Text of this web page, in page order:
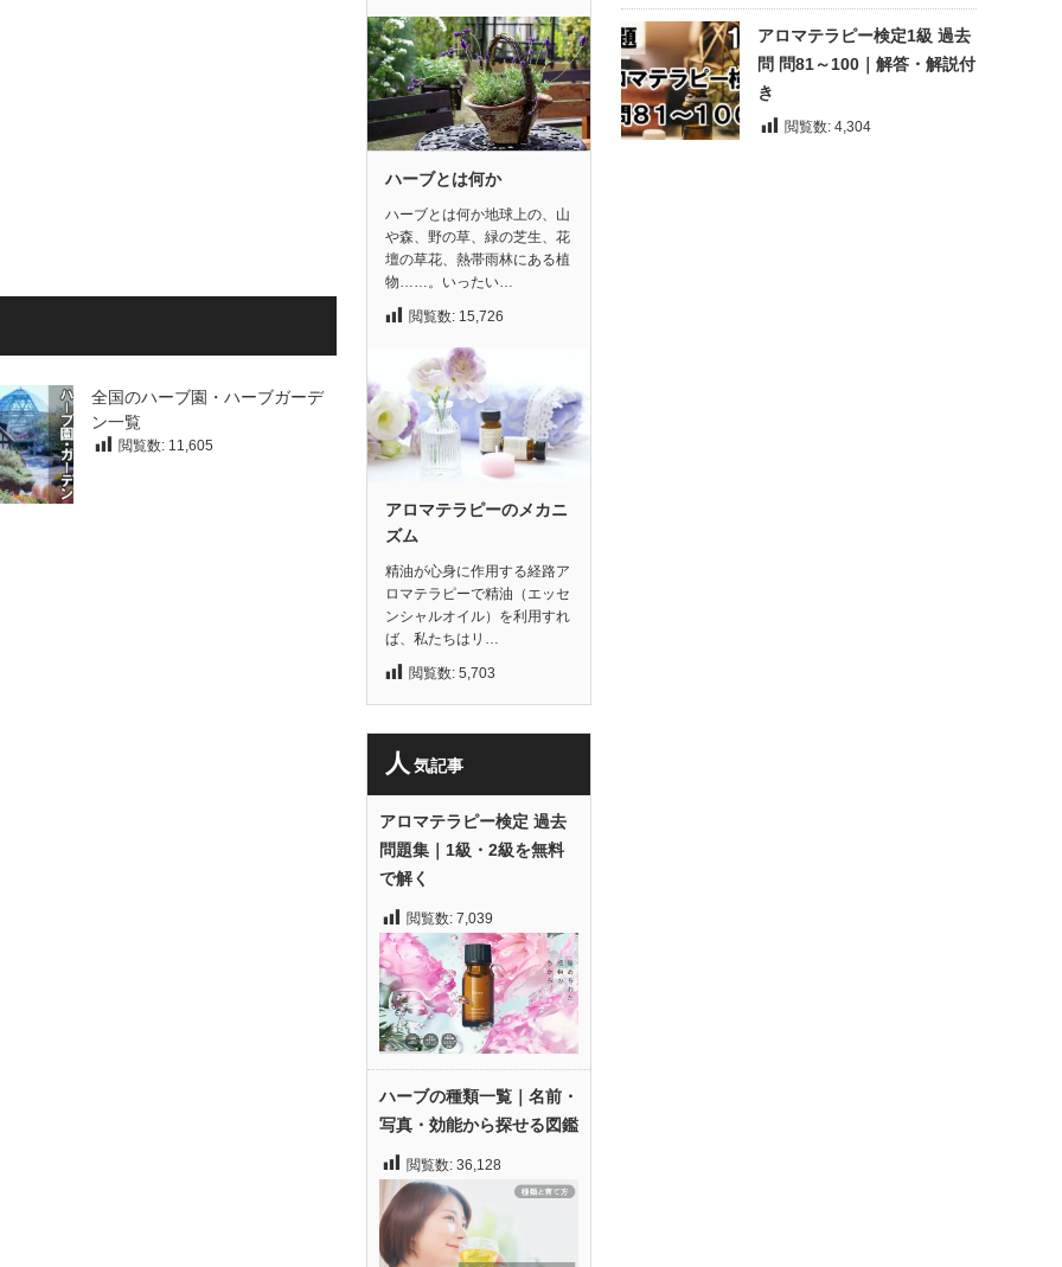
全国のハーブ園・ハーブガーデ
ン一覧
閲覧数: 11,605
ハーブとは何か
ハーブとは何か地球上の、山
や森、野の草、緑の芝生、花
壇の草花、熱帯雨林にある植
物……。いったい…
閲覧数: 15,726
アロマテラピーのメカニ
ズム
精油が心身に作用する経路ア
ロマテラピーで精油（エッセ
ンシャルオイル）を利用すれ
ば、私たちはリ…
閲覧数: 5,703
人 気記事
アロマテラピー検定 過去
問題集｜1級・2級を無料
で解く
閲覧数: 7,039
ハーブの種類一覧｜名前・
写真・効能から探せる図鑑
閲覧数: 36,128
アロマテラピー検定1級 過去
問 問81～100｜解答・解説付
き
閲覧数: 4,304